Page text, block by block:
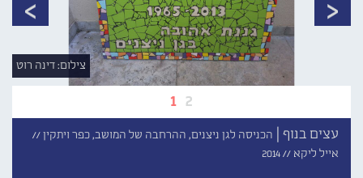
1 2
צילום: דינה רוט
עצים בנוף |
הכניסה לגן ניצנים, ההרחבה של המושב, כפר ויתקין //
אייל ליקא //2014